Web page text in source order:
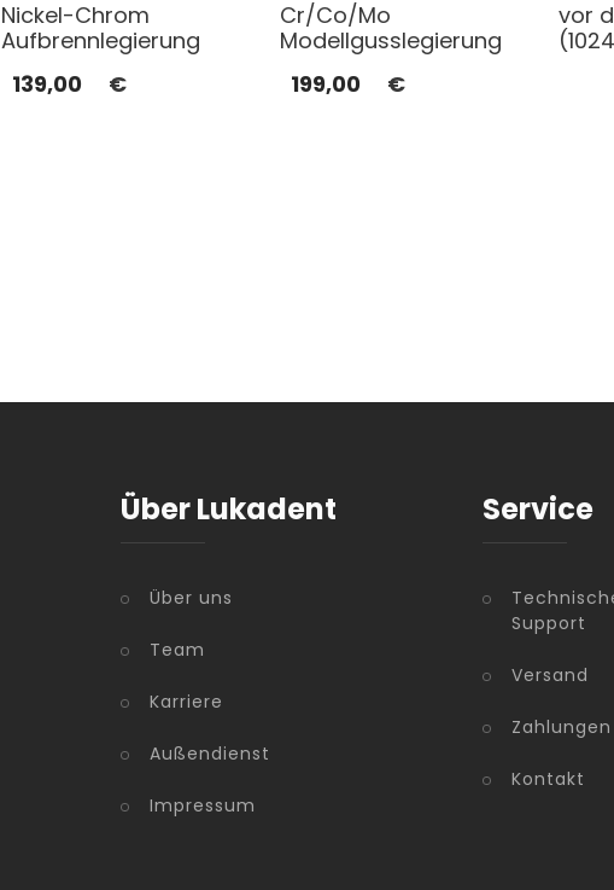
Nickel-Chrom
Aufbrennlegierung
139,00
€
Cr/Co/Mo
Modellgusslegierung
199,00
€
vor
Über Lukadent
Über uns
Team
Karriere
Außendienst
Impressum
Service
Support
Versand
Zahlungen
Kontakt